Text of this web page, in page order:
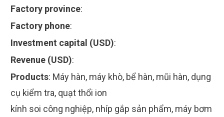
Factory province:
Factory phone:
Investment capital (USD):
Revenue (USD):
Products: Máy hàn, máy khò, bể hàn, mũi hàn, dụng
cụ kiểm tra, quạt thổi ion
kính soi công nghiệp, nhíp gắp sản phẩm, máy bơm